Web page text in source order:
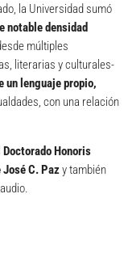
la Universidad sumó
notable densidad
múltiples
literarias y culturales-
un lenguaje propio,
con una relación
Doctorado Honoris
José C. Pazy también